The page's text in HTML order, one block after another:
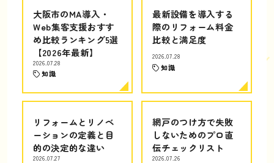
大阪市のMA導入・
Web集客支援おすす
め比較ランキング5選
【2026年最新】
2026.07.28
知識
最新設備を導入する
際のリフォーム料金
比較と満足度
2026.07.28
知識
リフォームとリノベ
ーションの定義と目
的の決定的な違い
2026.07.27
網戸のつけ方で失敗
しないためのプロ直
伝チェックリスト
2026.07.26